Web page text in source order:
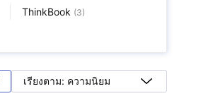
ThinkBook (3)
เรียงตาม: ความนิยม